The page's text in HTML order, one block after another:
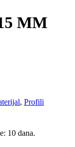
MM
, Profili
10 dana.